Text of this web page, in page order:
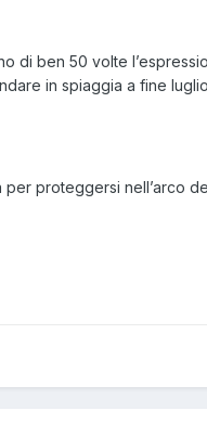
di ben 50 volte
in spiaggia a fine
proteggersi nell’arco